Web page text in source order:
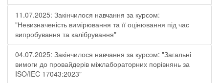
11.07.2025: Закінчилося навчання за курсом:
"Невизначеність вимірювання та її оцінювання під час
випробування та калібрування"
04.07.2025: Закінчилося навчання за курсом: "Загальні
вимоги до провайдерів міжлабораторних порівнянь за
ISO/IEC 17043:2023"